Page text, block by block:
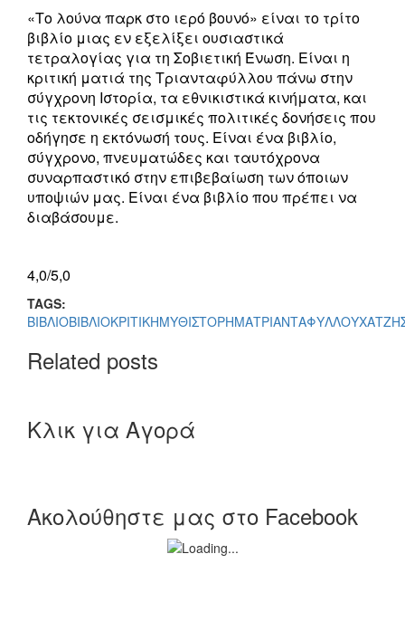
«Το λούνα παρκ στο ιερό βουνό» είναι το τρίτο
βιβλίο μιας εν εξελίξει ουσιαστικά
τετραλογίας για τη Σοβιετική Ένωση. Είναι η
κριτική ματιά της Τριανταφύλλου πάνω στην
σύγχρονη Ιστορία, τα εθνικιστικά κινήματα, και
τις τεκτονικές σεισμικές πολιτικές δονήσεις που
οδήγησε η εκτόνωσή τους. Είναι ένα βιβλίο,
σύγχρονο, πνευματώδες και ταυτόχρονα
συναρπαστικό στην επιβεβαίωση των όποιων
υποψιών μας. Είναι ένα βιβλίο που πρέπει να
διαβάσουμε.
4,0/5,0
TAGS:
ΒΙΒΛΙΟΒΙΒΛΙΟΚΡΙΤΙΚΗΜΥΘΙΣΤΟΡΗΜΑΤΡΙΑΝΤΑΦΥΛΛΟΥ
Related posts
Κλικ για Αγορά
Ακολούθηστε μας στο Facebook